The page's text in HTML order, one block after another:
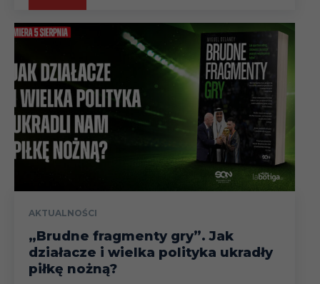
AKTUALNOŚCI
„Brudne fragmenty gry”. Jak
działacze i wielka polityka ukradły
piłkę nożną?